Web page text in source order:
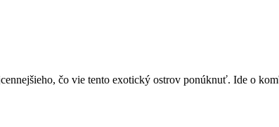
čo vie tento exotický ostrov ponúknuť. Ide o